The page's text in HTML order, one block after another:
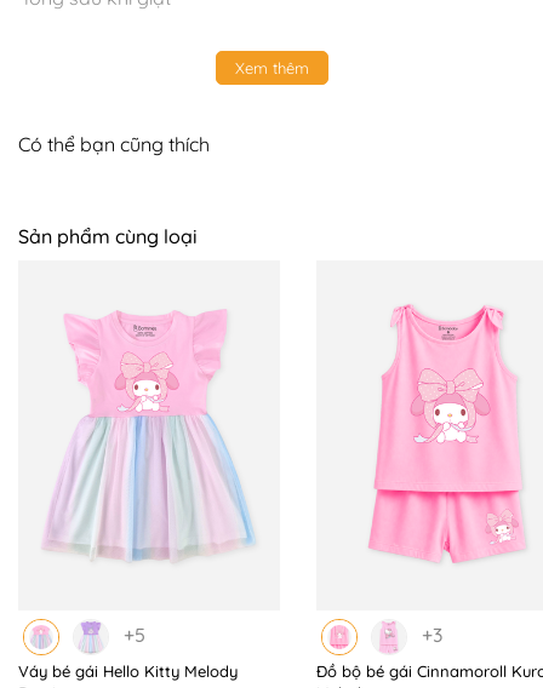
Xem thêm
Có thể bạn cũng thích
Sản phẩm cùng loại
+5
Váy bé gái Hello Kitty Melody
+3
Đồ bộ bé gái Cinnamoroll